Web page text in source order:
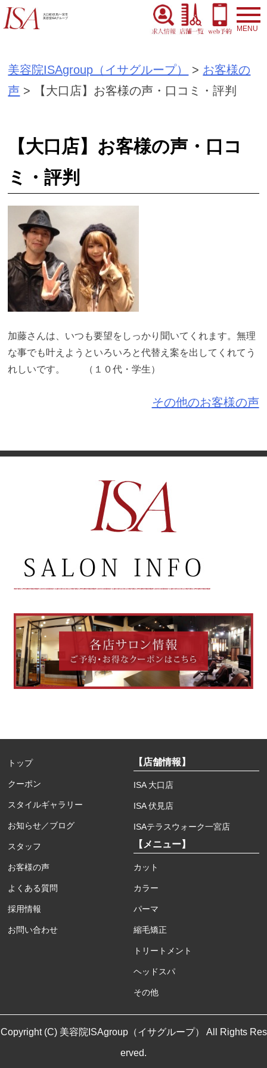
S
k
大口町/伏見/一宮市
美容室ISAグループ
美容院ISAgroup（イサグループ） > お客様の
声 > 【大口店】お客様の声・口コミ・評判
【大口店】お客様の声・口コ
ミ・評判
加藤さんは、いつも要望をしっかり聞いてくれます。無理
な事でも叶えようといろいろと代替え案を出してくれてう
れしいです。 （１０代・学生）
その他のお客様の声
トップ
クーポン
スタイルギャラリー
お知らせ／ブログ
スタッフ
お客様の声
よくある質問
採用情報
お問い合わせ
【店舗情報】
ISA 大口店
ISA 伏見店
ISAテラスウォーク一宮店
【メニュー】
カット
カラー
パーマ
縮毛矯正
トリートメント
ヘッドスパ
その他
Copyright (C) 美容院ISAgroup（イサグループ） All Rights Res
erved.